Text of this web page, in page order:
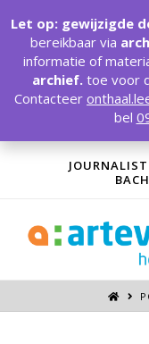
Let op: gewijzigde
bereikbaar via
informatie of
archief. toe voor
Contacteer
bel